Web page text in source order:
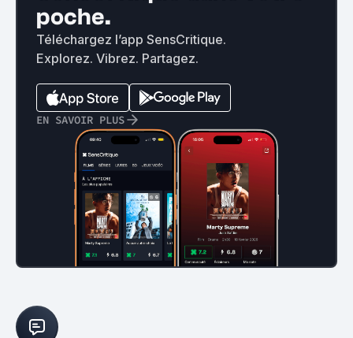
poche.
Téléchargez l’app SensCritique.
Explorez. Vibrez. Partagez.
EN SAVOIR PLUS